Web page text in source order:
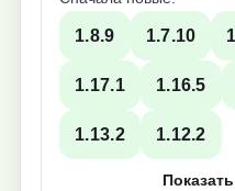
1.8.9 1.7.10
1.17.1 1.16.5
1.13.2 1.12.2